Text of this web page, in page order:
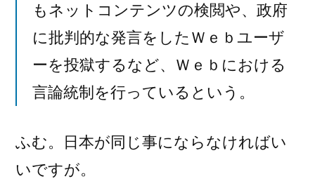
もネットコンテンツの検閲や、政府
に批判的な発言をしたＷｅｂユーザ
ーを投獄するなど、Ｗｅｂにおける
言論統制を行っているという。
ふむ。日本が同じ事にならなければい
いですが。